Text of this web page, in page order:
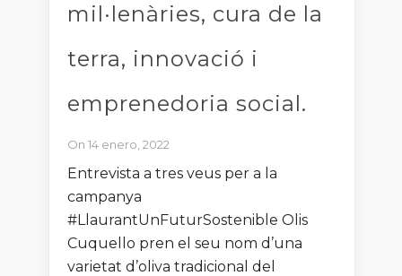
mil·lenàries, cura de la
terra, innovació i
emprenedoria social.
On 14 enero, 2022
Entrevista a tres veus per a la
campanya
#LlaurantUnFuturSostenible Olis
Cuquello pren el seu nom d’una
varietat d’oliva tradicional del